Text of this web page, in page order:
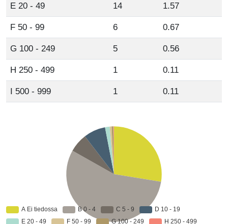
E 20 - 49 14 1.57
F 50 - 99 6 0.67
G 100 - 249 5 0.56
H 250 - 499 1 0.11
I 500 - 999 1 0.11